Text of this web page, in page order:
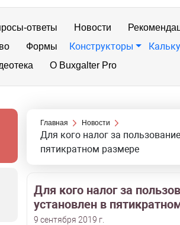
ответы Новости
Формы Конструкторы
О Buxgalter Pro
Главная Новости
Для кого налог за
пятикратном размере
Для кого налог за
установлен в
9 сентября 2019 г.